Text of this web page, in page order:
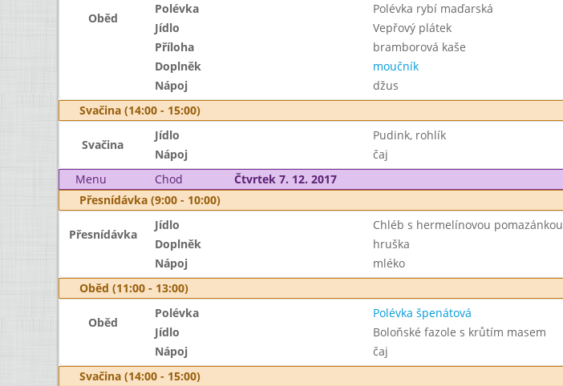
Oběd
Polévka Polévka rybí maďarská
Jídlo
Vepřový plátek
Příloha
bramborová kaše
Doplněk
moučník
Nápoj
džus
Svačina (14:00 - 15:00)
Svačina
Jídlo Pudink, rohlík
Nápoj
čaj
Menu
Chod Čtvrtek 7. 12. 2017
Přesnídávka (9:00 - 10:00)
Přesnídávka
Jídlo Chléb s hermelínovou pomazánkou
Doplněk
hruška
Nápoj
mléko
Oběd (11:00 - 13:00)
Oběd
Polévka Polévka špenátová
Jídlo
Boloňské fazole s krůtím masem
Nápoj
čaj
Svačina (14:00 - 15:00)